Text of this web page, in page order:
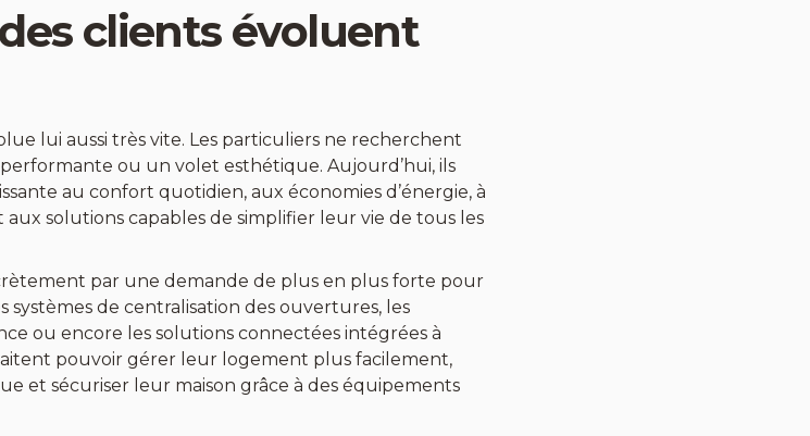
clients évoluent
lui aussi très vite. Les particuliers ne recherchent
ou un volet esthétique. Aujourd’hui, ils
au confort quotidien, aux économies d’énergie, à
solutions capables de simplifier leur vie de tous les
par une demande de plus en plus forte pour
systèmes de centralisation des ouvertures, les
ou encore les solutions connectées intégrées à
pouvoir gérer leur logement plus facilement,
et sécuriser leur maison grâce à des équipements